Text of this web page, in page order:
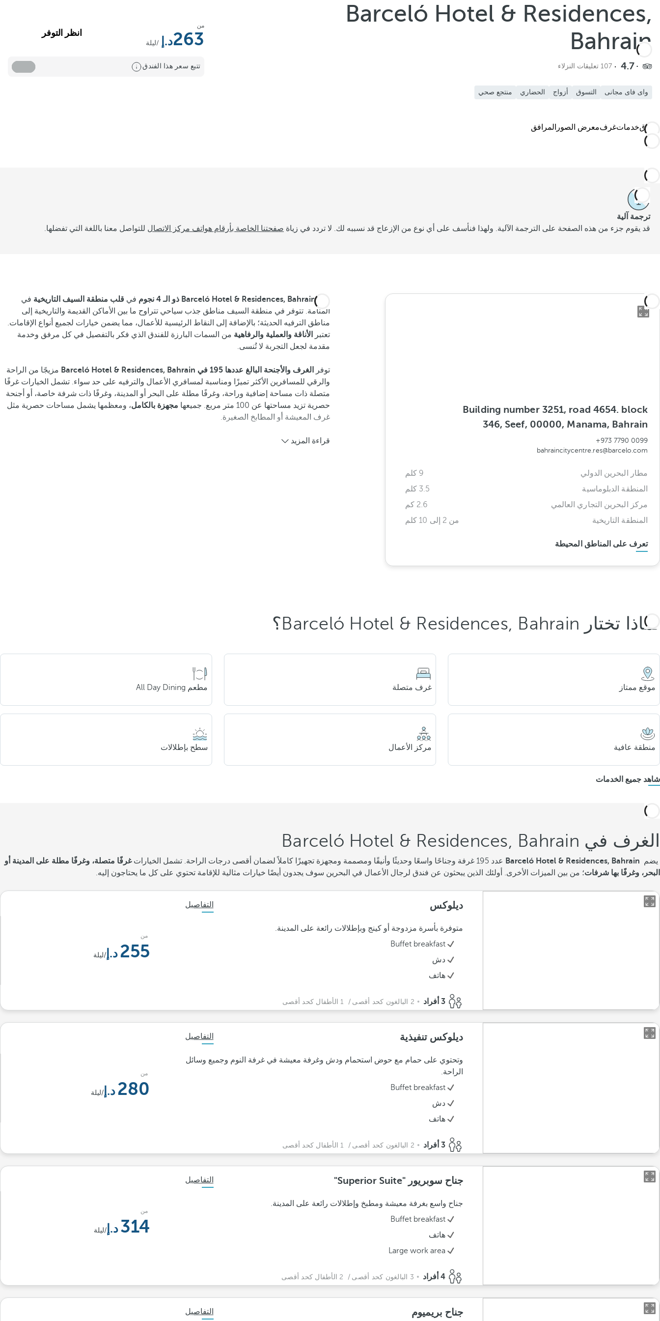
من
263 /ليلة
انظر التوفر
تتبع سعر هذا الفندق
Barceló Hotel & Residences,
Bahrain
4.7 107 تعليقات النزلاء
واى فاى مجانى التسوق أزواج الحضاري منتجع صحي
الفندقخدماتغرفمعرض الصور المرافق
ترجمة آلية
قد يقوم جزء من هذه الصفحة على الترجمة الآلية. ولهذا فنأسف على أي نوع من الإزعاج قد نسببه لك. لا تردد في زياة صفحتنا الخاصة بأرقام هواتف مركز الاتصال للتواصل معنا باللغة التي تفضلها.
Barceló Hotel & Residences, Bahrain ذو الـ 4 نجوم في قلب منطقة السيف التاريخية في
المنامة. تتوفر في منطقة السيف مناطق جذب سياحي تتراوح ما بين الأماكن القديمة والتاريخية إلى
مناطق الترفيه الحديثة؛ بالإضافة إلى النقاط الرئيسية للأعمال، مما يضمن خيارات لجميع أنواع الإقامات.
تعتبر
الأناقة والعملية والرفاهية من السمات البارزة للفندق الذي فكر بالتفصيل في كل مرفق وخدمة
مقدمة لجعل التجربة لا تُنسى.
توفر الغرف والأجنحة البالغ عددها 195 في Barceló Hotel & Residences, Bahrain
مزيجًا من الراحة
والرقي للمسافرين الأكثر تميزًا ومناسبة لمسافري الأعمال والترفيه على حد سواء. تشمل الخيارات غرفًا
متصلة ذات مساحة إضافية وراحة، وغرفًا مطلة على البحر أو المدينة، وغرفًا ذات شرفة خاصة، أو أجنحة
حصرية تزيد مساحتها عن 100 متر مربع. جميعها
مجهزة بالكامل، ومعظمها يشمل مساحات حصرية مثل
غرف المعيشة أو المطابخ الصغيرة.
قراءة المزيد
Building number 3251, road 4654. block
346, Seef, 00000, Manama, Bahrain
+973 7790 0099
bahraincitycentre.res@barcelo.com
مطار البحرين الدولي
9 كلم
المنطقة الدبلوماسية
3.5 كلم
مركز البحرين التجاري العالمي
2.6 كم
المنطقة التاريخية
من 2 إلى 10 كلم
تعرف على المناطق المحيطة
لماذا تختار Barceló Hotel & Residences, Bahrain؟
موقع ممتاز غرف متصلة مطعم All Day Dining
منطقة عافية مركز الأعمال سطح بإطلالات
شاهد جميع الخدمات
الغرف في Barceló Hotel & Residences, Bahrain
يضم عدد 195 غرفة وجناحًا واسعًا وحديثًا وأنيقًا ومصممة ومجهزة تجهيزًا كاملاً لضمان أقصى درجات الراحة. تشمل الخيارات
غرفًا متصلة، وغرفًا مطلة على المدينة أو
البحر، وغرفًا بها شرفات؛ من بين الميزات الأخرى. أولئك الذين يبحثون عن فندق لرجال الأعمال في البحرين سوف يجدون أيضًا خيارات مثالية للإقامة تحتوي على كل ما يحتاجون إليه.
ديلوكس التفاصيل
متوفرة بأسرة مزدوجة أو كينج وبإطلالات رائعة على المدينة.
Buffet breakfast
دش
هاتف
2 البالغون كحد أقصى / 1 الأطفال كحد أقصى
من
255 /ليلة
ديلوكس تنفيذية التفاصيل
وتحتوي على حمام مع حوض استحمام ودش وغرفة معيشة في غرفة النوم وجميع وسائل
الراحة.
Buffet breakfast
دش
هاتف
2 البالغون كحد أقصى / 1 الأطفال كحد أقصى
من
280 /ليلة
جناح سوبريور "Superior Suite" التفاصيل
جناح واسع بغرفة معيشة ومطبخ وإطلالات رائعة على المدينة.
Buffet breakfast
هاتف
Large work area
3 البالغون كحد أقصى / 2 الأطفال كحد أقصى
من
314 /ليلة
جناح بريميوم التفاصيل